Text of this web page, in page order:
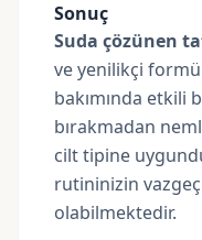
Sonuç
Suda çözünen
ve yenilikçi
bakımında etkili
bırakmadan
cilt tipine
rutininizin
olabilmektedir.